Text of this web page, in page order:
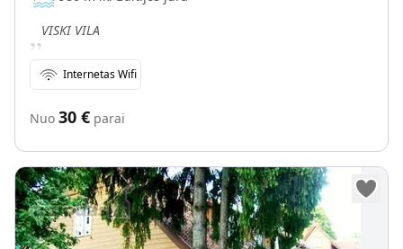
„VISKI VILA
Internetas Wifi
Nuo 30 € parai